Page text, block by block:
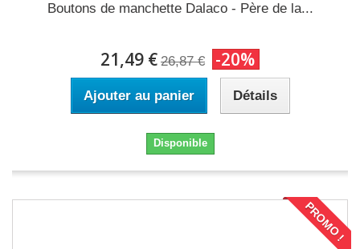
Boutons de manchette Dalaco - Père de la...
21,49 € 26,87 € -20%
Ajouter au panier Détails
Disponible
PROMO !